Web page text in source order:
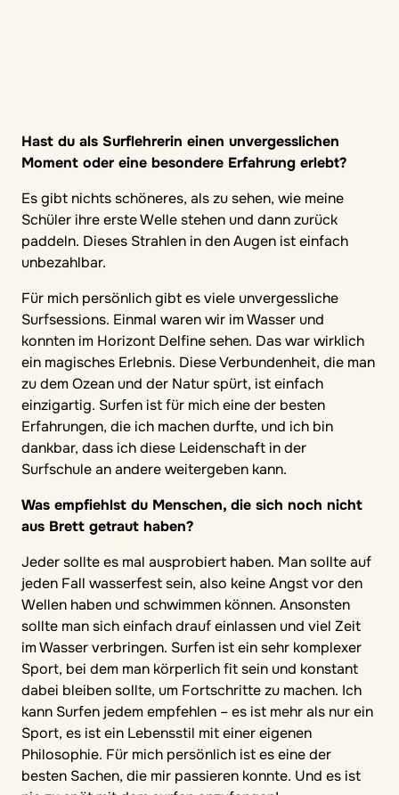
Hast du als Surflehrerin einen unvergesslichen
Moment oder eine besondere Erfahrung erlebt?
Es gibt nichts schöneres, als zu sehen, wie meine
Schüler ihre erste Welle stehen und dann zurück
paddeln. Dieses Strahlen in den Augen ist einfach
unbezahlbar.
Für mich persönlich gibt es viele unvergessliche
Surfsessions. Einmal waren wir im Wasser und
konnten im Horizont Delfine sehen. Das war wirklich
ein magisches Erlebnis. Diese Verbundenheit, die man
zu dem Ozean und der Natur spürt, ist einfach
einzigartig. Surfen ist für mich eine der besten
Erfahrungen, die ich machen durfte, und ich bin
dankbar, dass ich diese Leidenschaft in der
Surfschule an andere weitergeben kann.
Was empfiehlst du Menschen, die sich noch nicht
aus Brett getraut haben?
Jeder sollte es mal ausprobiert haben. Man sollte auf
jeden Fall wasserfest sein, also keine Angst vor den
Wellen haben und schwimmen können. Ansonsten
sollte man sich einfach drauf einlassen und viel Zeit
im Wasser verbringen. Surfen ist ein sehr komplexer
Sport, bei dem man körperlich fit sein und konstant
dabei bleiben sollte, um Fortschritte zu machen. Ich
kann Surfen jedem empfehlen – es ist mehr als nur ein
Sport, es ist ein Lebensstil mit einer eigenen
Philosophie. Für mich persönlich ist es eine der
besten Sachen, die mir passieren konnte. Und es ist